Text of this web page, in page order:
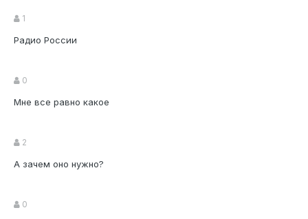
1
Радио России
0
Мне все равно какое
2
А зачем оно нужно?
0